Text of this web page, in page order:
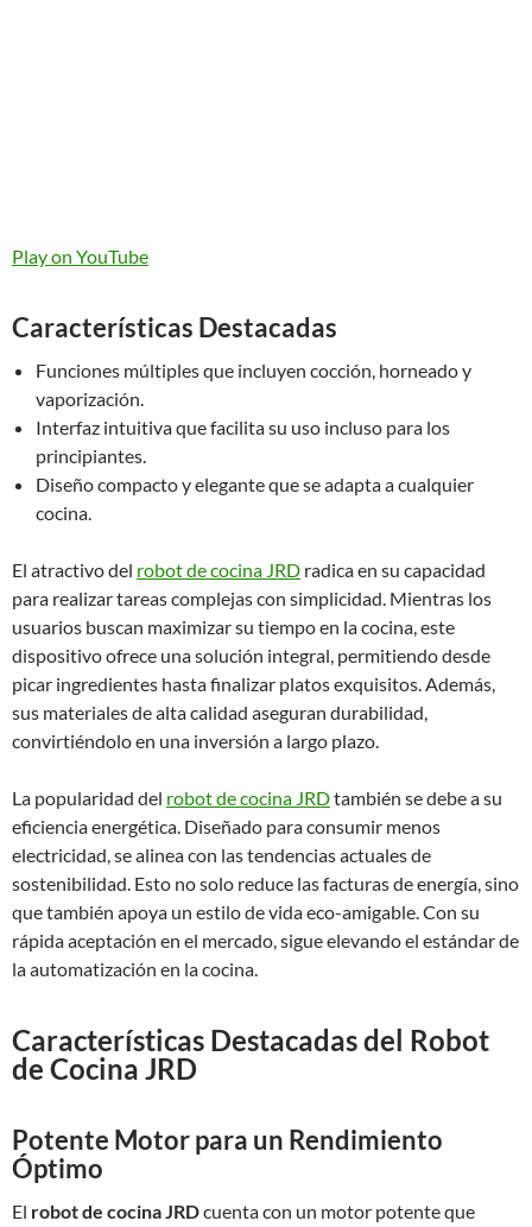
Play on YouTube
Características Destacadas
Funciones múltiples que incluyen cocción, horneado y
vaporización.
Interfaz intuitiva que facilita su uso incluso para los
principiantes.
Diseño compacto y elegante que se adapta a cualquier
cocina.
El atractivo del robot de cocina JRD radica en su capacidad
para realizar tareas complejas con simplicidad. Mientras los
usuarios buscan maximizar su tiempo en la cocina, este
dispositivo ofrece una solución integral, permitiendo desde
picar ingredientes hasta finalizar platos exquisitos. Además,
sus materiales de alta calidad aseguran durabilidad,
convirtiéndolo en una inversión a largo plazo.
La popularidad del robot de cocina JRDtambién se debe a su
eficiencia energética. Diseñado para consumir menos
electricidad, se alinea con las tendencias actuales de
sostenibilidad. Esto no solo reduce las facturas de energía, sino
que también apoya un estilo de vida eco-amigable. Con su
rápida aceptación en el mercado, sigue elevando el estándar de
la automatización en la cocina.
Características Destacadas del Robot
de Cocina JRD
Potente Motor para un Rendimiento
Óptimo
El robot de cocina JRDcuenta con un motor potente que